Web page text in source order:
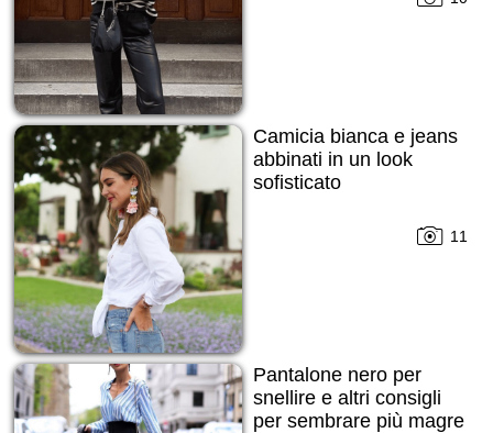
Camicia bianca e jeans
abbinati in un look
sofisticato
11
Pantalone nero per
snellire e altri consigli
per sembrare più magre